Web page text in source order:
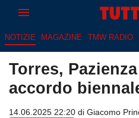
NOTIZIE MAGAZINE TMW RADIO
Torres,
accordo
14.06.2025 22:20 di Giacomo